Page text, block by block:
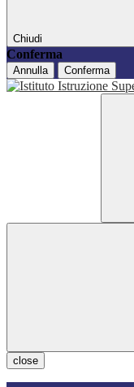
Chiudi
Conferma
Annulla Conferma
close